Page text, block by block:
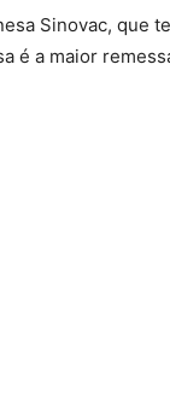
Sinovac, que
é a maior